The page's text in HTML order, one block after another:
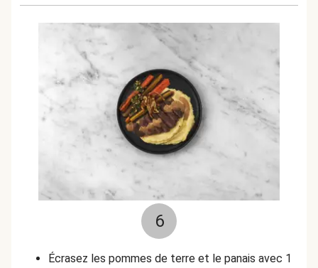
6
Écrasez les pommes de terre et le panais avec 1